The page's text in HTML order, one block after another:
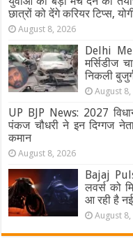
छात्रों को देंगे करियर टिप्स,
August 8, 2026
Delhi
मर्सिडीज
निकली
August 8,
UP BJP News: 2027
पंकज चौधरी ने इन दिग्गज
कमान
August 8, 2026
Bajaj
लवर्स को
आ रही है
August 8,